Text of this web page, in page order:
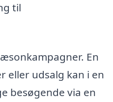
til
En
eller udsalg kan i en
besøgende via en